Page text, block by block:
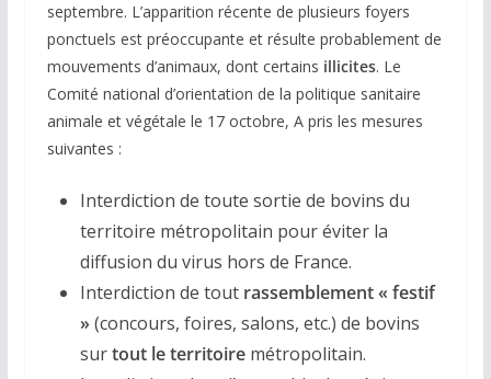
septembre. L’apparition récente de plusieurs foyers
ponctuels est préoccupante et résulte probablement de
mouvements d’animaux, dont certains illicites. Le
Comité national d’orientation de la politique sanitaire
animale et végétale le 17 octobre, A pris les mesures
suivantes :
Interdiction de toute sortie de bovins du
territoire métropolitain pour éviter la
diffusion du virus hors de France.
Interdiction de toutrassemblement « festif
»(concours, foires, salons, etc.) de bovins
surtout le territoiremétropolitain.